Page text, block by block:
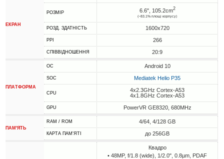
ЕКРАН
РОЗМІР 6.6", 105.2cm2
(~83.1% площі корпусу)
РОЗД. ЗДАТНІСТЬ 1600x720
PPI 266
СПІВВІДНОШЕННЯ 20:9
ПЛАТФОРМА
ОС Android 10
SOC Mediatek Helio P35
CPU
4x2.3GHz Cortex-A53
4x1.8GHz Cortex-A53
GPU PowerVR GE8320, 680MHz
ПАМ'ЯТЬ
RAM / ROM 4/64, 4/128 GB
КАРТА ПАМ'ЯТІ до 256GB
Квадро
• 48MP, f/1.8 (wide), 1/2.0", 0.8µm, PDAF